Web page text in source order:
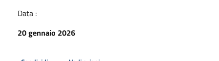
Data :
20 gennaio 2026